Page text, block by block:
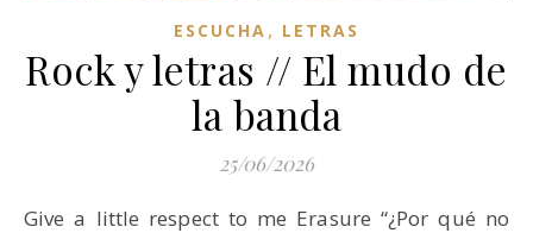
ESCUCHA , LETRAS
Rock y letras // El mudo de
la banda
25/06/2026
Give a little respect to me Erasure “¿Por qué no